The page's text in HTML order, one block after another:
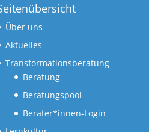
Über uns
Aktuelles
Transformationsberatung
Beratung
Beratungspool
Berater*innen-Login